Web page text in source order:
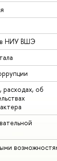
в НИУ ВШЭ
об